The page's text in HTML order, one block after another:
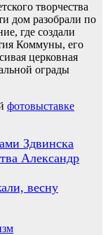
творчества
дом разобрали по
где создали
Коммуны, его
церковная
ограды
фотовыставке
Здвинска
Александр
весну